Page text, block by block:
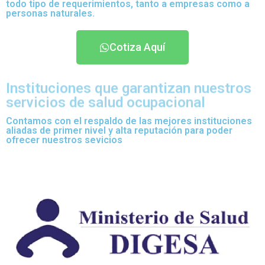
todo tipo de requerimientos, tanto a empresas como a
personas naturales.
Cotiza Aquí
Instituciones que garantizan nuestros
servicios de salud ocupacional
Contamos con el respaldo de las mejores instituciones
aliadas de primer nivel y alta reputación para poder
ofrecer nuestros sevicios